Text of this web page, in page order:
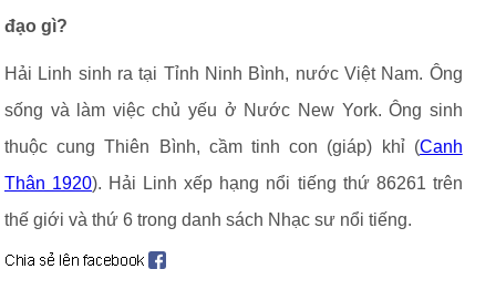
đạo gì?
Hải Linh sinh ra tại Tỉnh Ninh Bình, nước Việt Nam. Ông
sống và làm việc chủ yếu ở Nước New York. Ông sinh
thuộc cung Thiên Bình, cầm tinh con (giáp) khỉ (Canh
Thân 1920). Hải Linh xếp hạng nổi tiếng thứ 86261 trên
thế giới và thứ 6 trong danh sách Nhạc sư nổi tiếng.